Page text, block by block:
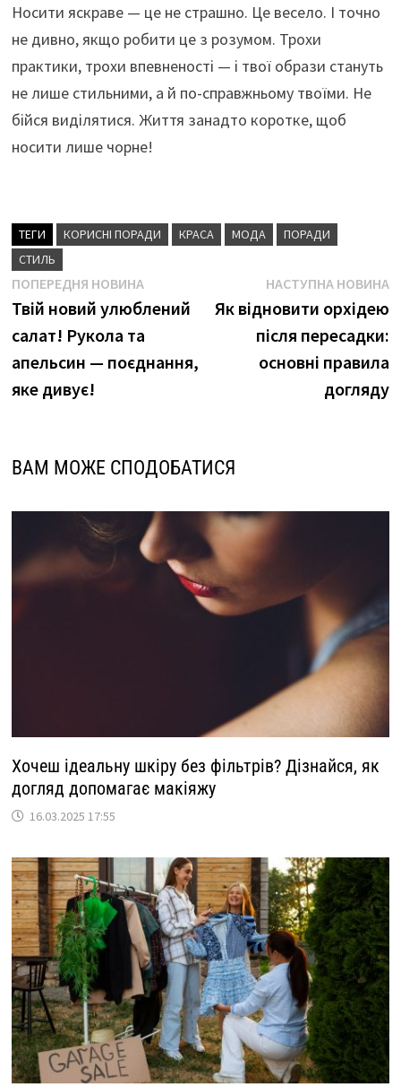
Носити яскраве — це не страшно. Це весело. І точно
не дивно, якщо робити це з розумом. Трохи
практики, трохи впевненості — і твої образи стануть
не лише стильними, а й по-справжньому твоїми. Не
бійся виділятися. Життя занадто коротке, щоб
носити лише чорне!
ТЕГИ КОРИСНІ ПОРАДИ КРАСА МОДА
ПОРАДИ
СТИЛЬ
Навігація
записів
ПОПЕРЕДНЯ НОВИНАПопередня
новина
Твій новий улюблений
салат! Рукола та
апельсин — поєднання,
яке дивує!
НАСТУПНА НОВИНА
Як відновити орхідею
після пересадки:
основні правила
догляду
ВАМ МОЖЕ СПОДОБАТИСЯ
Хочеш ідеальну шкіру без фільтрів? Дізнайся, як
догляд допомагає макіяжу
16.03.2025 17:55